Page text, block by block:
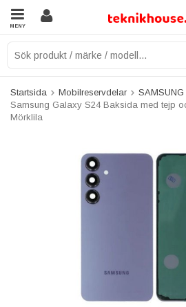
MENY
Startsida Mobilreservdelar SAMSUNG
Samsung Galaxy S24 Baksida med tejp
Mörklila